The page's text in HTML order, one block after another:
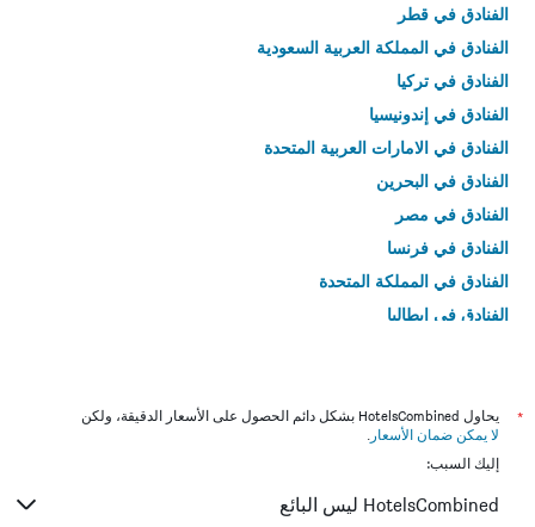
الفنادق في قطر
الفنادق في المملكة العربية السعودية
الفنادق في تركيا
الفنادق في إندونيسيا
الفنادق في الامارات العربية المتحدة
الفنادق في البحرين
الفنادق في مصر
الفنادق في فرنسا
الفنادق في المملكة المتحدة
الفنادق في إيطاليا
*
يحاول HotelsCombined بشكل دائم الحصول على الأسعار الدقيقة، ولكن
لا يمكن ضمان الأسعار .
إليك السبب:
HotelsCombined ليس البائع